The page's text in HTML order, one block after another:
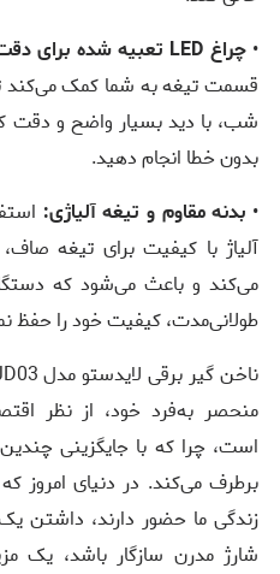
•چراغ LED تعبیه شده برای دقت بالا:
قسمت تیغه به شما کمک می‌کند
شب، با دید بسیار واضح و دقت
بدون خطا انجام دهید.
• بدنه مقاوم و تیغه آلیاژی:
آلیاژ با کیفیت برای تیغه
می‌کند و باعث می‌شود که
طولانی‌مدت، کیفیت خود را حفظ
منحصر به‌فرد خود، از نظر
است، چرا که با جایگزینی چندین
برطرف می‌کند. در دنیای امروز
زندگی ما حضور دارند، داشتن
شارژ مدرن سازگار باشد، یک